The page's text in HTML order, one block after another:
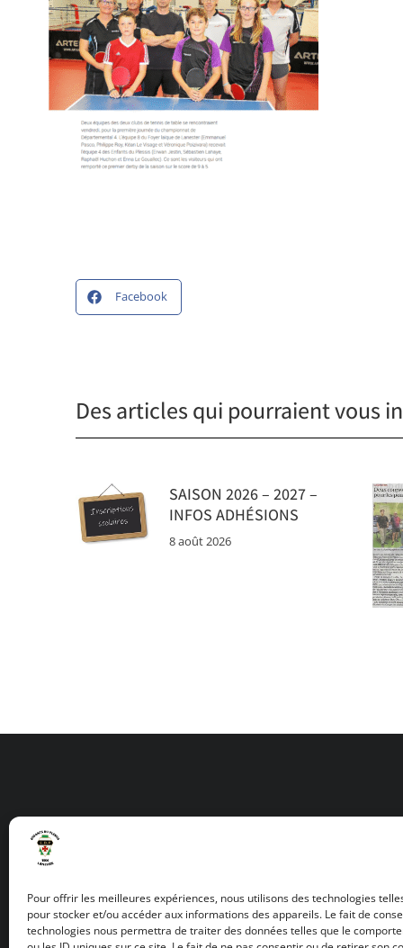
Pour offrir les meilleures expériences, nous utilisons des technologies
pour stocker et/ou accéder aux informations des appareils. Le fait de
technologies nous permettra de traiter des données telles que le
Facebook
Des articles qui pourraient vous
SAISON 2026 – 2027 –
INFOS ADHÉSIONS
8 août 2026
Laissez-nous un message